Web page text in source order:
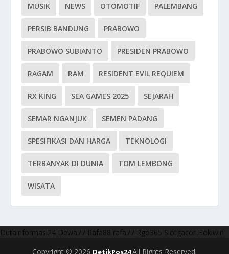
MUSIK NEWS OTOMOTIF PALEMBANG
PERSIB BANDUNG PRABOWO
PRABOWO SUBIANTO PRESIDEN PRABOWO
RAGAM RAM RESIDENT EVIL REQUIEM
RX KING SEA GAMES 2025 SEJARAH
SEMAR NGANJUK SEMEN PADANG
SPESIFIKASI DAN HARGA TEKNOLOGI
TERBANYAK DI DUNIA TOM LEMBONG
WISATA
Dutainformasi24 Dewa77 Rafa88 rafa77 Rgo365 Slotgacor Hokiwin
Copyright © 2026 DetikPos24All Rights Reserved.